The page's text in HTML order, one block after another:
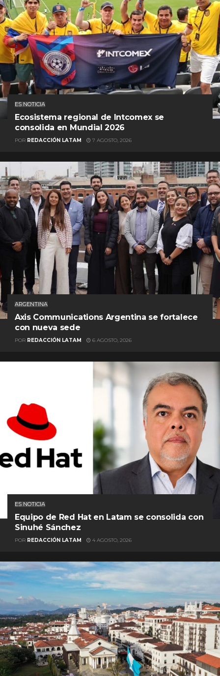
ES NOTICIA
Ecosistema regional de Intcomex se
consolida en Mundial 2026
POR REDACCIÓN LATAM 7 AGOSTO, 2026
ARGENTINA
Axis Communications Argentina se fortalece
con nueva sede
POR REDACCIÓN LATAM 6 AGOSTO, 2026
ES NOTICIA
Equipo de Red Hat en Latam se consolida con
Sinuhé Sánchez
POR REDACCIÓN LATAM 4 AGOSTO, 2026